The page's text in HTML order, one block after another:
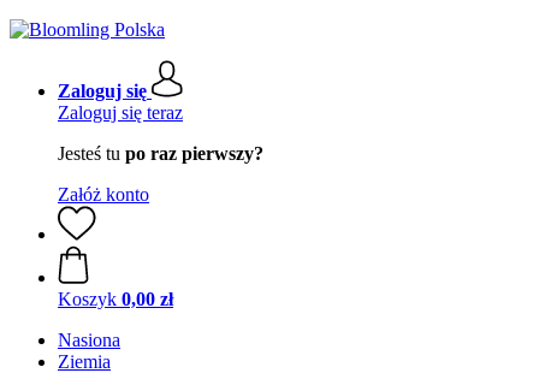
Zaloguj się
Zaloguj się teraz
Jesteś tu po raz pierwszy?
Załóż konto
Koszyk 0,00 zł
Nasiona
Ziemia